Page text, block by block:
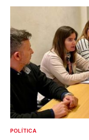
POLÍTICA